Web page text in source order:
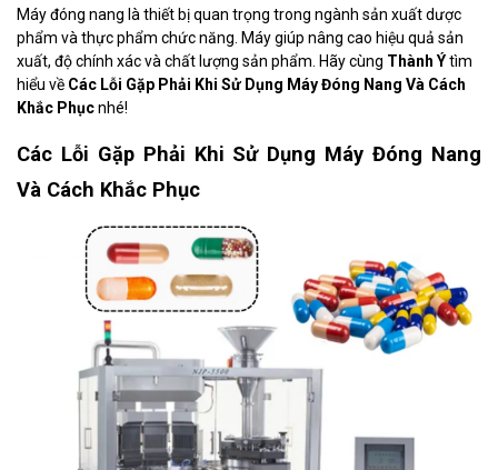
Máy đóng nang là thiết bị quan trọng trong ngành sản xuất dược
phẩm và thực phẩm chức năng. Máy giúp nâng cao hiệu quả sản
xuất, độ chính xác và chất lượng sản phẩm. Hãy cùng Thành Ýtìm
hiểu về Các Lỗi Gặp Phải Khi Sử Dụng Máy Đóng Nang Và Cách
Khắc Phụcnhé!
Các Lỗi Gặp Phải Khi Sử Dụng Máy Đóng Nang
Và Cách Khắc Phục